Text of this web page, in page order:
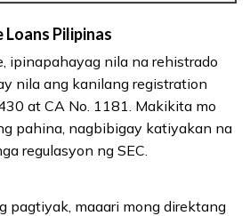
Pilipinas
ipinapahayag nila na rehistrado
nila ang kanilang registration
at CA No. 1181. Makikita mo
pahina, nagbibigay katiyakan na
regulasyon ng SEC.
pagtiyak, maaari mong direktang